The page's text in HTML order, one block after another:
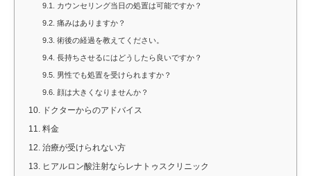
9.1. カウンセリング当日の処置は可能ですか？
9.2. 痛みはありますか？
9.3. 術後の経過を教えてください。
9.4. 長持ちさせるにはどうしたら良いですか？
9.5. 男性でも処置を受けられますか？
9.6. 顔は大きくなりませんか？
10.
ドクターからのアドバイス
11.
料金
12. 治療が受けられない方
13.
ヒアルロン酸注射ならレナトゥスクリニック